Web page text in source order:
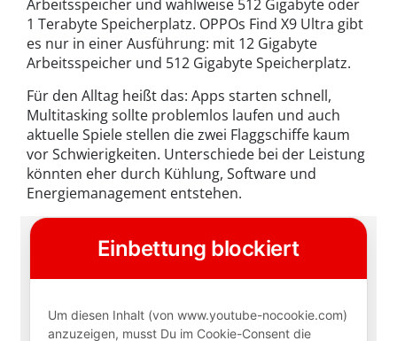
Arbeitsspeicher und wahlweise 512 Gigabyte oder
1 Terabyte Speicherplatz. OPPOs Find X9 Ultra gibt
es nur in einer Ausführung: mit 12 Gigabyte
Arbeitsspeicher und 512 Gigabyte Speicherplatz.
Für den Alltag heißt das: Apps starten schnell,
Multitasking sollte problemlos laufen und auch
aktuelle Spiele stellen die zwei Flaggschiffe kaum
vor Schwierigkeiten. Unterschiede bei der Leistung
könnten eher durch Kühlung, Software und
Energiemanagement entstehen.